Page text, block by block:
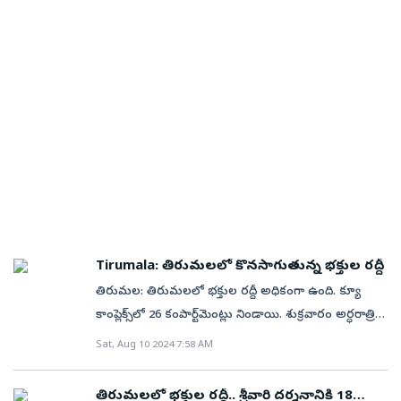
Tirumala: తిరుమలలో కొనసాగుతున్న భక్తుల రద్దీ
తిరుమల: తిరుమలలో భక్తుల రద్దీ అధికంగా ఉంది. క్యూ
కాంప్లెక్స్‌లో 26 కంపార్ట్‌మెంట్లు నిండాయి. శుక్రవారం అర్ధరాత్రి
వరకు 65,131 మంది స్వామివారిని దర్శించుకున్నారు. వీరిలో
రూపంలో హుండీలో రూ.4.66 కోట్లు సమర్పించారు. టైమ్ స్లాట్
Sat, Aug 10 2024 7:58 AM
తిరుమలలో భక్తుల రద్దీ.. శ్రీవారి దర్శనానికి 18